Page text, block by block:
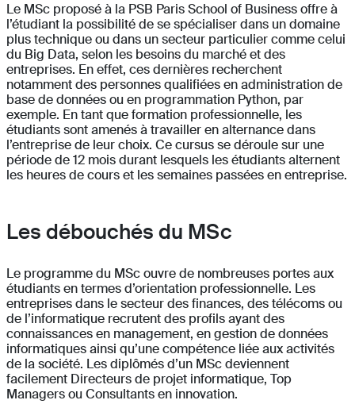
Le MSc proposé à la PSB Paris School of Business offre à
l’étudiant la possibilité de se spécialiser dans un domaine
plus technique ou dans un secteur particulier comme celui
du Big Data, selon les besoins du marché et des
entreprises. En effet, ces dernières recherchent
notamment des personnes qualifiées en administration de
base de données ou en programmation Python, par
exemple. En tant que formation professionnelle, les
étudiants sont amenés à travailler en alternance dans
l’entreprise de leur choix. Ce cursus se déroule sur une
période de 12 mois durant lesquels les étudiants alternent
les heures de cours et les semaines passées en entreprise.
Les débouchés du MSc
Le programme du MSc ouvre de nombreuses portes aux
étudiants en termes d’orientation professionnelle. Les
entreprises dans le secteur des finances, des télécoms ou
de l’informatique recrutent des profils ayant des
connaissances en management, en gestion de données
informatiques ainsi qu’une compétence liée aux activités
de la société. Les diplômés d’un MSc deviennent
facilement Directeurs de projet informatique, Top
Managers ou Consultants en innovation.